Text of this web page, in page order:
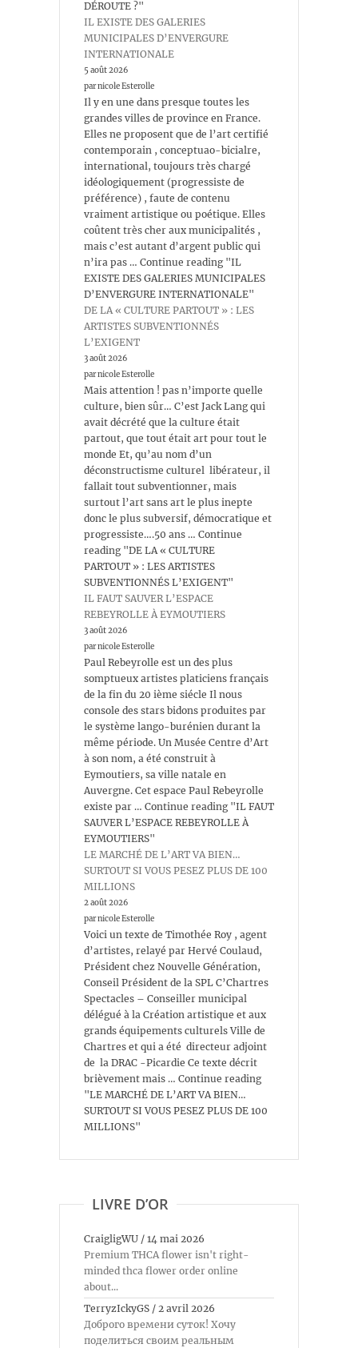
DÉROUTE ?"
IL EXISTE DES GALERIES
MUNICIPALES D’ENVERGURE
INTERNATIONALE
5 août 2026
par nicole Esterolle
Il y en une dans presque toutes les
grandes villes de province en France.
Elles ne proposent que de l’art certifié
contemporain , conceptuao-bicialre,
international, toujours très chargé
idéologiquement (progressiste de
préférence) , faute de contenu
vraiment artistique ou poétique. Elles
coûtent très cher aux municipalités ,
mais c’est autant d’argent public qui
n’ira pas … Continue reading "IL
EXISTE DES GALERIES MUNICIPALES
D’ENVERGURE INTERNATIONALE"
DE LA « CULTURE PARTOUT » : LES
ARTISTES SUBVENTIONNÉS
L’EXIGENT
3 août 2026
par nicole Esterolle
Mais attention ! pas n’importe quelle
culture, bien sûr… C’est Jack Lang qui
avait décrété que la culture était
partout, que tout était art pour tout le
monde Et, qu’au nom d’un
déconstructisme culturel libérateur, il
fallait tout subventionner, mais
surtout l’art sans art le plus inepte
donc le plus subversif, démocratique et
progressiste….50 ans … Continue
reading "DE LA « CULTURE
PARTOUT » : LES ARTISTES
SUBVENTIONNÉS L’EXIGENT"
IL FAUT SAUVER L’ESPACE
REBEYROLLE À EYMOUTIERS
3 août 2026
par nicole Esterolle
Paul Rebeyrolle est un des plus
somptueux artistes platiciens français
de la fin du 20 ième siécle Il nous
console des stars bidons produites par
le système lango-burénien durant la
même période. Un Musée Centre d’Art
à son nom, a été construit à
Eymoutiers, sa ville natale en
Auvergne. Cet espace Paul Rebeyrolle
existe par … Continue reading "IL FAUT
SAUVER L’ESPACE REBEYROLLE À
EYMOUTIERS"
LE MARCHÉ DE L’ART VA BIEN…
SURTOUT SI VOUS PESEZ PLUS DE 100
MILLIONS
2 août 2026
par nicole Esterolle
Voici un texte de Timothée Roy , agent
d’artistes, relayé par Hervé Coulaud,
Président chez Nouvelle Génération,
Conseil Président de la SPL C’Chartres
Spectacles – Conseiller municipal
délégué à la Création artistique et aux
grands équipements culturels Ville de
Chartres et qui a été directeur adjoint
de la DRAC -Picardie Ce texte décrit
brièvement mais … Continue reading
"LE MARCHÉ DE L’ART VA BIEN…
SURTOUT SI VOUS PESEZ PLUS DE 100
MILLIONS"
LIVRE D’OR
CraigligWU / 14 mai 2026
Premium THCA flower isn't right-
minded thca flower order online
about...
TerryzIckyGS / 2 avril 2026
Доброго времени суток! Хочу
поделиться своим реальным